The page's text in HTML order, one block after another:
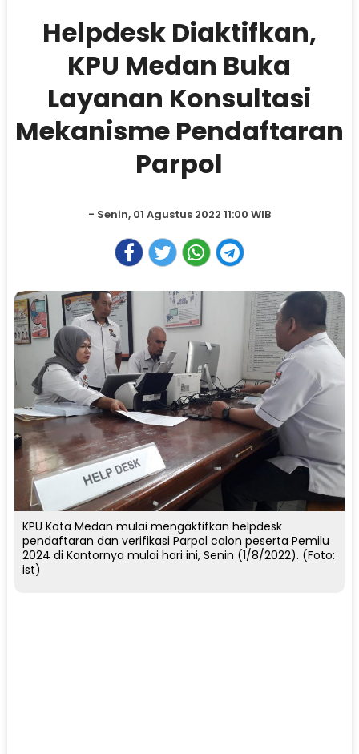
Helpdesk Diaktifkan,
KPU Medan Buka
Layanan Konsultasi
Mekanisme Pendaftaran
Parpol
- Senin, 01 Agustus 2022 11:00 WIB
KPU Kota Medan mulai mengaktifkan helpdesk
pendaftaran dan verifikasi Parpol calon peserta Pemilu
2024 di Kantornya mulai hari ini, Senin (1/8/2022). (Foto:
ist)